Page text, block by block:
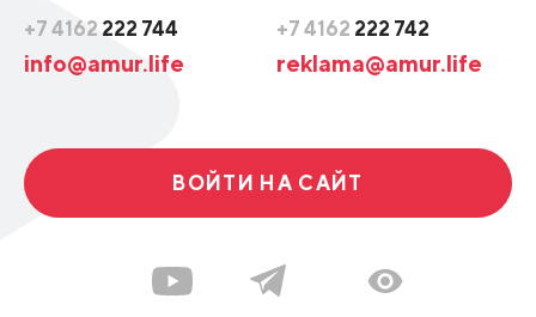
+7 4162 222 744
info@amur.life
+7 4162 222 742
reklama@amur.life
ВОЙТИ НА САЙТ